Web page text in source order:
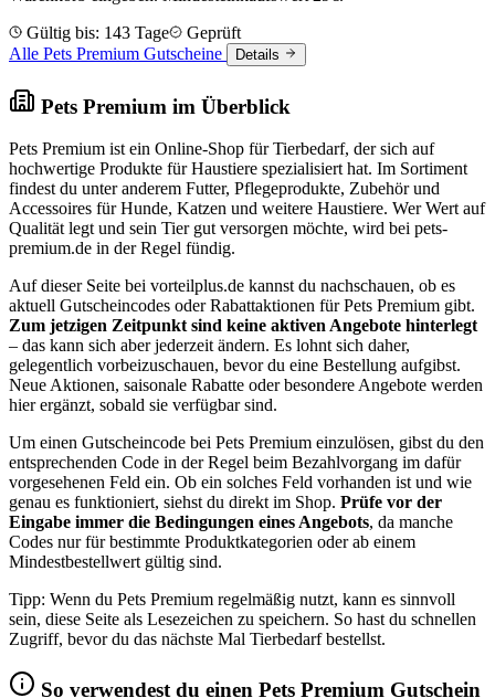
Gültig bis: 143 Tage
Geprüft
Alle Pets Premium Gutscheine
Details
Pets Premium im Überblick
Pets Premium ist ein Online-Shop für Tierbedarf, der sich auf
hochwertige Produkte für Haustiere spezialisiert hat. Im Sortiment
findest du unter anderem Futter, Pflegeprodukte, Zubehör und
Accessoires für Hunde, Katzen und weitere Haustiere. Wer Wert auf
Qualität legt und sein Tier gut versorgen möchte, wird bei pets-
premium.de in der Regel fündig.
Auf dieser Seite bei vorteilplus.de kannst du nachschauen, ob es
aktuell Gutscheincodes oder Rabattaktionen für Pets Premium gibt.
Zum jetzigen Zeitpunkt sind keine aktiven Angebote hinterlegt
– das kann sich aber jederzeit ändern. Es lohnt sich daher,
gelegentlich vorbeizuschauen, bevor du eine Bestellung aufgibst.
Neue Aktionen, saisonale Rabatte oder besondere Angebote werden
hier ergänzt, sobald sie verfügbar sind.
Um einen Gutscheincode bei Pets Premium einzulösen, gibst du den
entsprechenden Code in der Regel beim Bezahlvorgang im dafür
vorgesehenen Feld ein. Ob ein solches Feld vorhanden ist und wie
genau es funktioniert, siehst du direkt im Shop. Prüfe vor der
Eingabe immer die Bedingungen eines Angebots, da manche
Codes nur für bestimmte Produktkategorien oder ab einem
Mindestbestellwert gültig sind.
Tipp: Wenn du Pets Premium regelmäßig nutzt, kann es sinnvoll
sein, diese Seite als Lesezeichen zu speichern. So hast du schnellen
Zugriff, bevor du das nächste Mal Tierbedarf bestellst.
So verwendest du einen Pets Premium Gutschein